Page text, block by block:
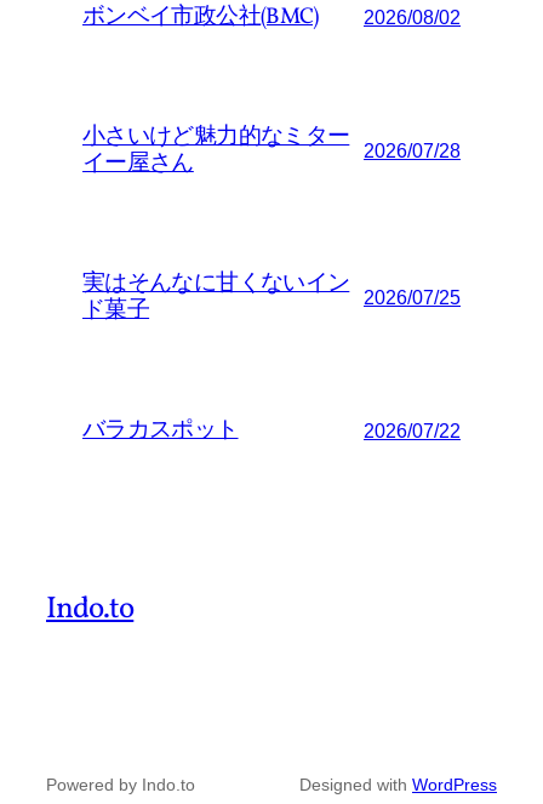
ボンベイ市政公社(BMC) 2026/08/02
小さいけど魅力的なミター
イー屋さん
2026/07/28
実はそんなに甘くないイン
ド菓子
2026/07/25
バラカスポット 2026/07/22
Indo.to
Powered by Indo.to Designed with WordPress